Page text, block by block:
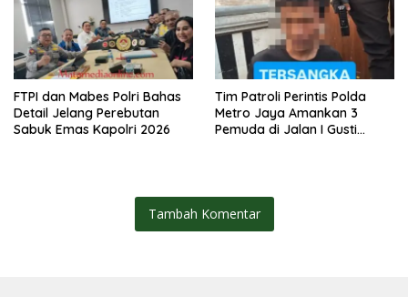
FTPI dan Mabes Polri Bahas
Detail Jelang Perebutan
Sabuk Emas Kapolri 2026
Tim Patroli Perintis Polda
Metro Jaya Amankan 3
Pemuda di Jalan I Gusti
Tambah Komentar